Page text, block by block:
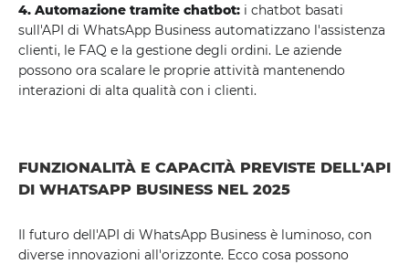
4. Automazione tramite chatbot: i chatbot basati
sull'API di WhatsApp Business automatizzano l'assistenza
clienti, le FAQ e la gestione degli ordini. Le aziende
possono ora scalare le proprie attività mantenendo
interazioni di alta qualità con i clienti.
FUNZIONALITÀ E CAPACITÀ PREVISTE DELL'API
DI WHATSAPP BUSINESS NEL 2025
Il futuro dell'API di WhatsApp Business è luminoso, con
diverse innovazioni all'orizzonte. Ecco cosa possono